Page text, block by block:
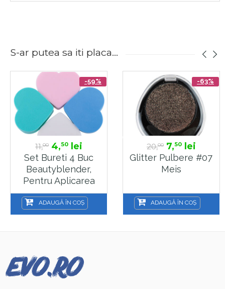
S-ar putea sa iti placa...
-59%
11,00 4,50 lei
Set Bureti 4 Buc
Beautyblender,
Pentru Aplicarea
Fondului De Ten, In
Forma De Inima,
BM4I
ADAUGĂ ÎN COȘ
-63%
20,00 7,50lei
Glitter Pulbere #07
Meis
ADAUGĂ ÎN COȘ